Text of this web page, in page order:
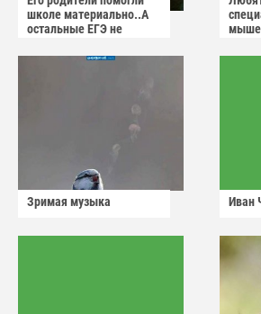
школе материально..А
остальные ЕГЭ не
Зримая музыка Иван